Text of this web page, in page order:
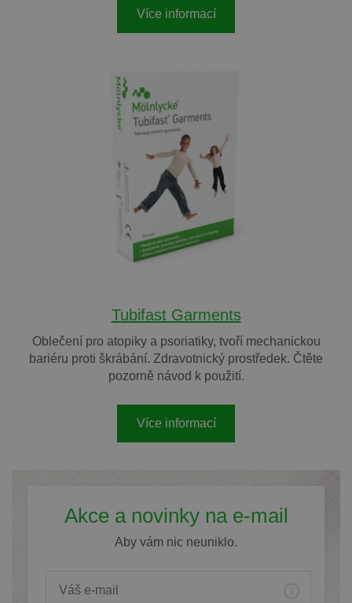
Více informací
Tubifast Garments
Oblečení pro atopiky a psoriatiky, tvoří mechanickou
bariéru proti škrábání. Zdravotnický prostředek. Čtěte
pozorně návod k použití.
Více informací
Akce a novinky na e-mail
Aby vám nic neuniklo.